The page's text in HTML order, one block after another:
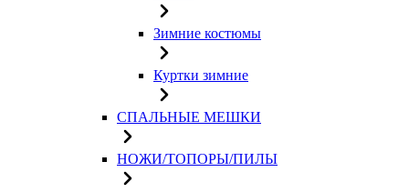
Зимние костюмы
Куртки зимние
СПАЛЬНЫЕ МЕШКИ
НОЖИ/ТОПОРЫ/ПИЛЫ